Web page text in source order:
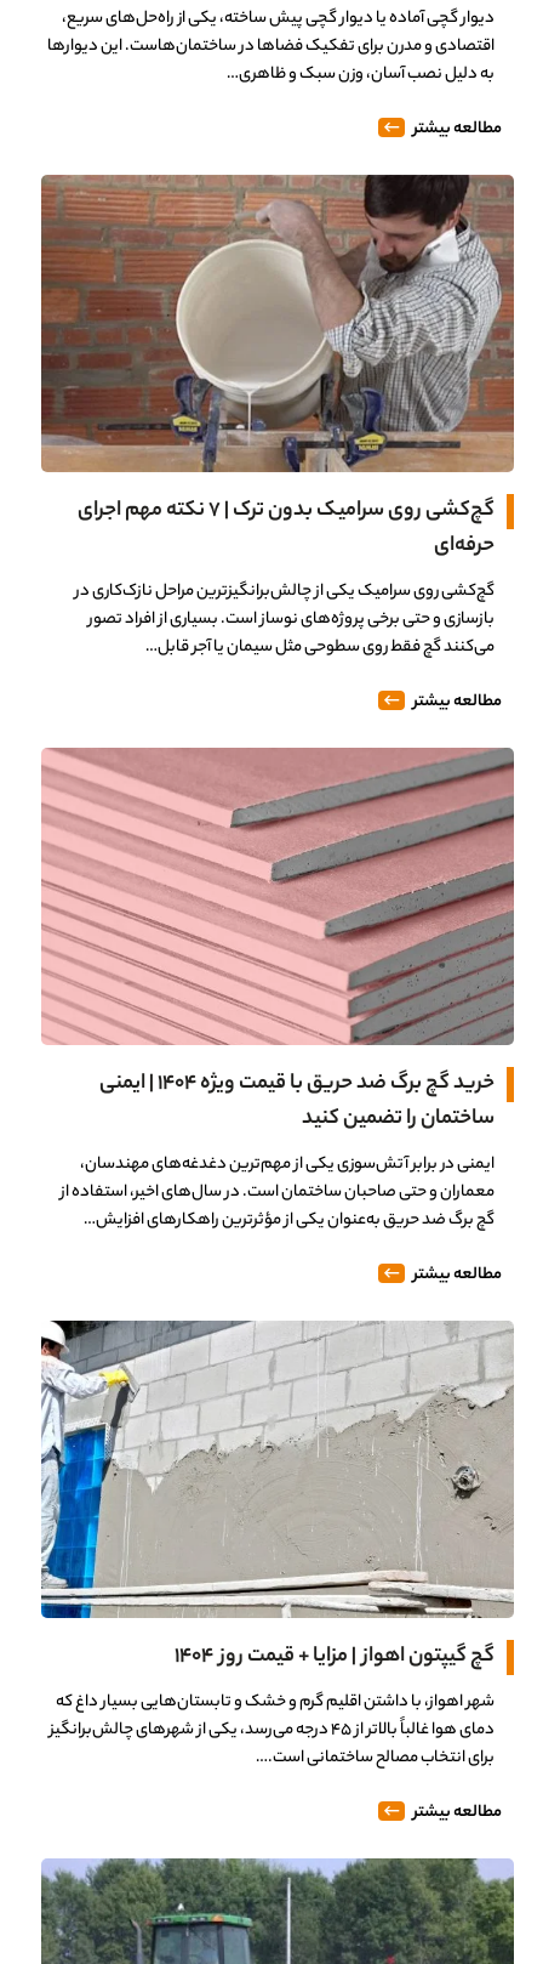
دیوار گچی آماده یا دیوار گچی پیش ساخته، یکی از راه‌حل‌های سریع،
اقتصادی و مدرن برای تفکیک فضاها در ساختمان‌هاست. این دیوارها
به دلیل نصب آسان، وزن سبک و ظاهری…
مطالعه بیشتر
گچ‌کشی روی سرامیک بدون ترک | 7 نکته مهم اجرای
حرفه‌ای
گچ‌کشی روی سرامیک یکی از چالش‌برانگیزترین مراحل نازک‌کاری در
بازسازی و حتی برخی پروژه‌های نوساز است. بسیاری از افراد تصور
می‌کنند گچ فقط روی سطوحی مثل سیمان یا آجر قابل…
مطالعه بیشتر
خرید گچ برگ ضد حریق با قیمت ویژه 1404 | ایمنی
ساختمان را تضمین کنید
ایمنی در برابر آتش‌سوزی یکی از مهم‌ترین دغدغه‌های مهندسان،
معماران و حتی صاحبان ساختمان است. در سال‌های اخیر، استفاده از
گچ برگ ضد حریق به‌عنوان یکی از مؤثرترین راهکارهای افزایش…
مطالعه بیشتر
گچ گیپتون اهواز | مزایا + قیمت روز 1404
شهر اهواز، با داشتن اقلیم گرم و خشک و تابستان‌هایی بسیار داغ که
دمای هوا غالباً بالاتر از ۴۵ درجه می‌رسد، یکی از شهرهای چالش‌برانگیز
برای انتخاب مصالح ساختمانی است.…
مطالعه بیشتر